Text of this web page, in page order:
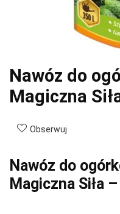
Nawóz do
Magiczna
Obserwuj
Nawóz do
Magiczna Siła